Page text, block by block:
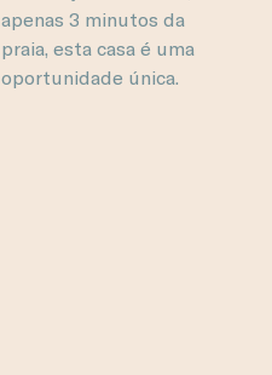
apenas 3 minutos da
praia, esta casa é uma
oportunidade única.